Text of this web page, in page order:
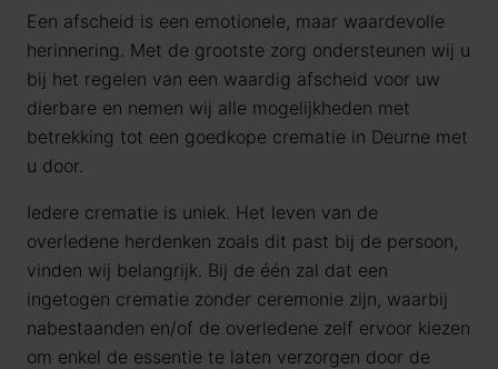
Een afscheid is een emotionele, maar waardevolle
herinnering. Met de grootste zorg ondersteunen wij u
bij het regelen van een waardig afscheid voor uw
dierbare en nemen wij alle mogelijkheden met
betrekking tot een goedkope crematie in Deurne met
u door.
Iedere crematie is uniek. Het leven van de
overledene herdenken zoals dit past bij de persoon,
vinden wij belangrijk. Bij de één zal dat een
ingetogen crematie zonder ceremonie zijn, waarbij
nabestaanden en/of de overledene zelf ervoor kiezen
om enkel de essentie te laten verzorgen door de